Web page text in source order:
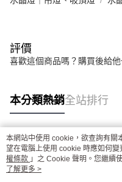
評價
喜歡這個商品嗎？購買後給
本分類熱銷全站排行
熱門標籤
本網站中使用 cookie，欲查詢有關
望在電腦上使用 cookie 時應如何
權條款 」之 Cookie 聲明。您繼續
用條款之 Cookie 聲明使用 cookie。
了解更多 >